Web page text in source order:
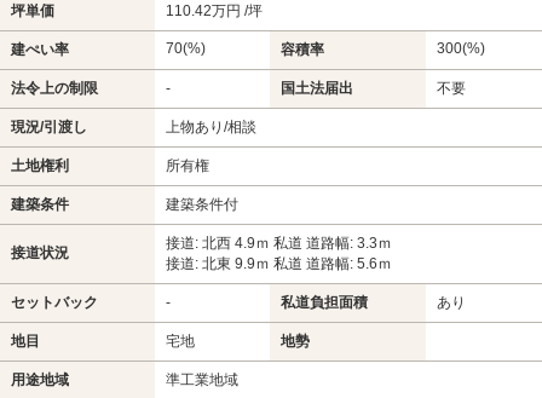
坪単価 110.42万円 /坪
建ぺい率 70(%) 容積率 300(%)
法令上の制限 - 国土法届出 不要
現況/引渡し 上物あり/相談
土地権利 所有権
建築条件 建築条件付
接道状況
接道: 北西 4.9ｍ 私道 道路幅: 3.3ｍ
接道: 北東 9.9ｍ 私道 道路幅: 5.6ｍ
セットバック - 私道負担面積 あり
地目 宅地 地勢
用途地域 準工業地域